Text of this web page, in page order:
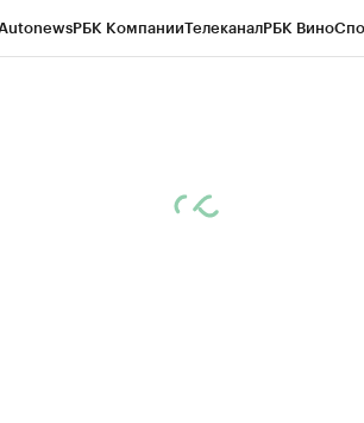
РБК КомпанииТелеканалРБК Вино